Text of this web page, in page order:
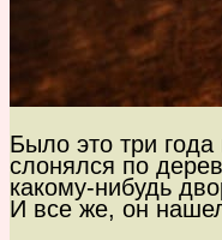
Было это три
слонялся по
какому-нибудь
И все же, он